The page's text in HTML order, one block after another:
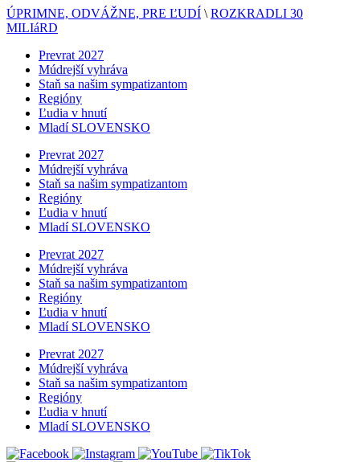
ÚPRIMNE, ODVÁŽNE, PRE ĽUDÍ \ ROZKRADLI 30
MILIáRD
Prevrat 2027
Múdrejší vyhráva
Staň sa našim sympatizantom
Regióny
Ľudia v hnutí
Mladí SLOVENSKO
Prevrat 2027
Múdrejší vyhráva
Staň sa našim sympatizantom
Regióny
Ľudia v hnutí
Mladí SLOVENSKO
Prevrat 2027
Múdrejší vyhráva
Staň sa našim sympatizantom
Regióny
Ľudia v hnutí
Mladí SLOVENSKO
Prevrat 2027
Múdrejší vyhráva
Staň sa našim sympatizantom
Regióny
Ľudia v hnutí
Mladí SLOVENSKO